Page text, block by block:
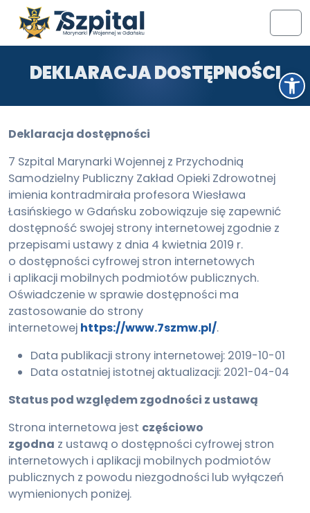
Otwórz pasek narzędzi
Przejdź do treści
Przejdź do stopki
DEKLARACJA DOSTĘPNOŚCI
Deklaracja dostępności
7 Szpital Marynarki Wojennej z Przychodnią
Samodzielny Publiczny Zakład Opieki Zdrowotnej
imienia kontradmirała profesora Wiesława
Łasińskiego w Gdańsku zobowiązuje się zapewnić
dostępność swojej strony internetowej zgodnie z
przepisami ustawy z dnia 4 kwietnia 2019 r.
o dostępności cyfrowej stron internetowych
i aplikacji mobilnych podmiotów publicznych.
Oświadczenie w sprawie dostępności ma
zastosowanie do strony
internetowej https://www.7szmw.pl/.
Data publikacji strony internetowej: 2019-10-01
Data ostatniej istotnej aktualizacji: 2021-04-04
Status pod względem zgodności z ustawą
Strona internetowa jest częściowo
zgodna z ustawą o dostępności cyfrowej stron
internetowych i aplikacji mobilnych podmiotów
publicznych z powodu niezgodności lub wyłączeń
wymienionych poniżej.